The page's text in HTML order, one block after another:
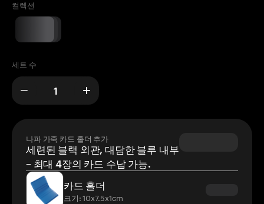
컬렉션
세트 수
나파 가죽 카드 홀더 추가
세련된 블랙 외관, 대담한 블루 내부
– 최대 4장의 카드 수납 가능.
카드 홀더
크기: 10x7.5x1cm